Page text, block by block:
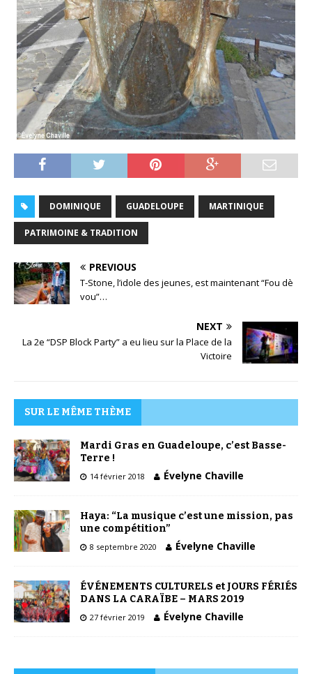
DOMINIQUE GUADELOUPE MARTINIQUE
PATRIMOINE & TRADITION
PREVIOUS
T-Stone, l’idole des jeunes, est maintenant “Fou dè
vou”…
NEXT
La 2e “DSP Block Party” a eu lieu sur la Place de la
Victoire
SUR LE MÊME THÈME
Mardi Gras en Guadeloupe, c’est Basse-
Terre !
14 février 2018 Évelyne Chaville
Haya: “La musique c’est une mission, pas
une compétition”
8 septembre 2020 Évelyne Chaville
ÉVÉNEMENTS CULTURELS et JOURS FÉRIÉS
DANS LA CARAÏBE – MARS 2019
27 février 2019 Évelyne Chaville